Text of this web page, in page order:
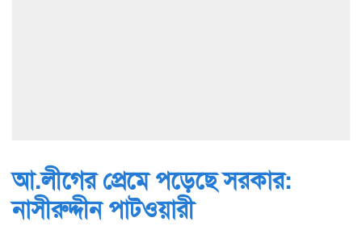
আ.লীগের প্রেমে পড়েছে সরকার:
নাসীরুদ্দীন পাটওয়ারী